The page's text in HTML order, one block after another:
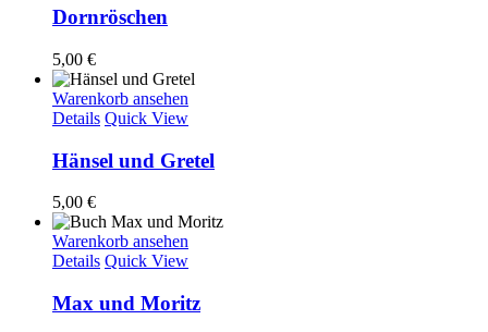
Dornröschen
5,00 €
Warenkorb ansehen
Details Quick View
Hänsel und Gretel
5,00 €
Warenkorb ansehen
Details Quick View
Max und Moritz